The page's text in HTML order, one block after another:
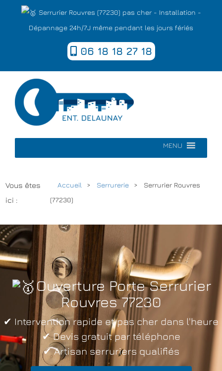
Serrurier Rouvres (77230) pas cher - Installation -
Dépannage 24h/7J même pendant les jours fériés
06 18 18 27 18
MENU
Vous êtes
ici :
Accueil Serrurerie
Serrurier Rouvres
(77230)
Ouverture Porte Serrurier
Rouvres 77230
✔ Intervention rapide et pas cher dans l'heure
✔ Devis gratuit par téléphone
✔ Artisan serruriers qualifiés